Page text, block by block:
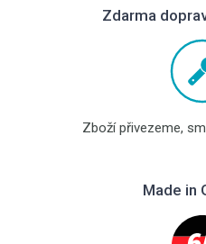
Zdarma
Zboží přivezeme,
Made in